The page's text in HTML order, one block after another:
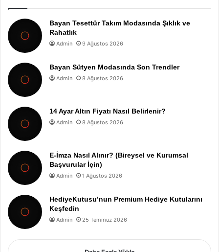
Bayan Tesettür Takım Modasında Şıklık ve
Rahatlık
Admin 9 Ağustos 2026
Bayan Sütyen Modasında Son Trendler
Admin 8 Ağustos 2026
14 Ayar Altın Fiyatı Nasıl Belirlenir?
Admin 8 Ağustos 2026
E-İmza Nasıl Alınır? (Bireysel ve Kurumsal
Başvurular İçin)
Admin 1 Ağustos 2026
HediyeKutusu’nun Premium Hediye Kutularını
Keşfedin
Admin 25 Temmuz 2026